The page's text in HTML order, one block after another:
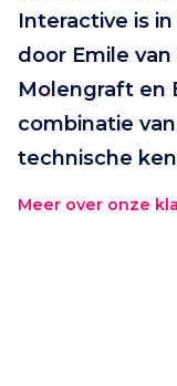
Interactive is
door Emile
Molengraft en
combinatie
technische
Meer over onze